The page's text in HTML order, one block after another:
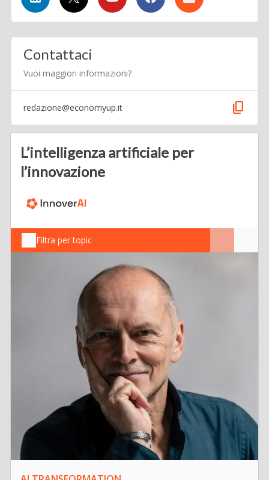
Contattaci
Vuoi maggiori informazioni?
redazione@economyup.it content_copy
L’intelligenza artificiale per
l’innovazione
Filtra per topic